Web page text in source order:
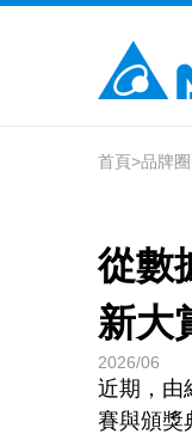
首頁>品牌圈
從數
新大
2026/06
近期，由
賽與頒獎